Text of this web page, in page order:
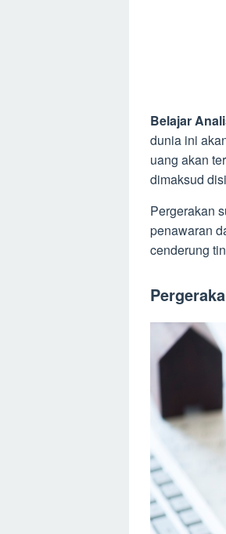
Belajar
dunia ini
uang akan
dimaksud
Pergerakan
penawaran
cenderung